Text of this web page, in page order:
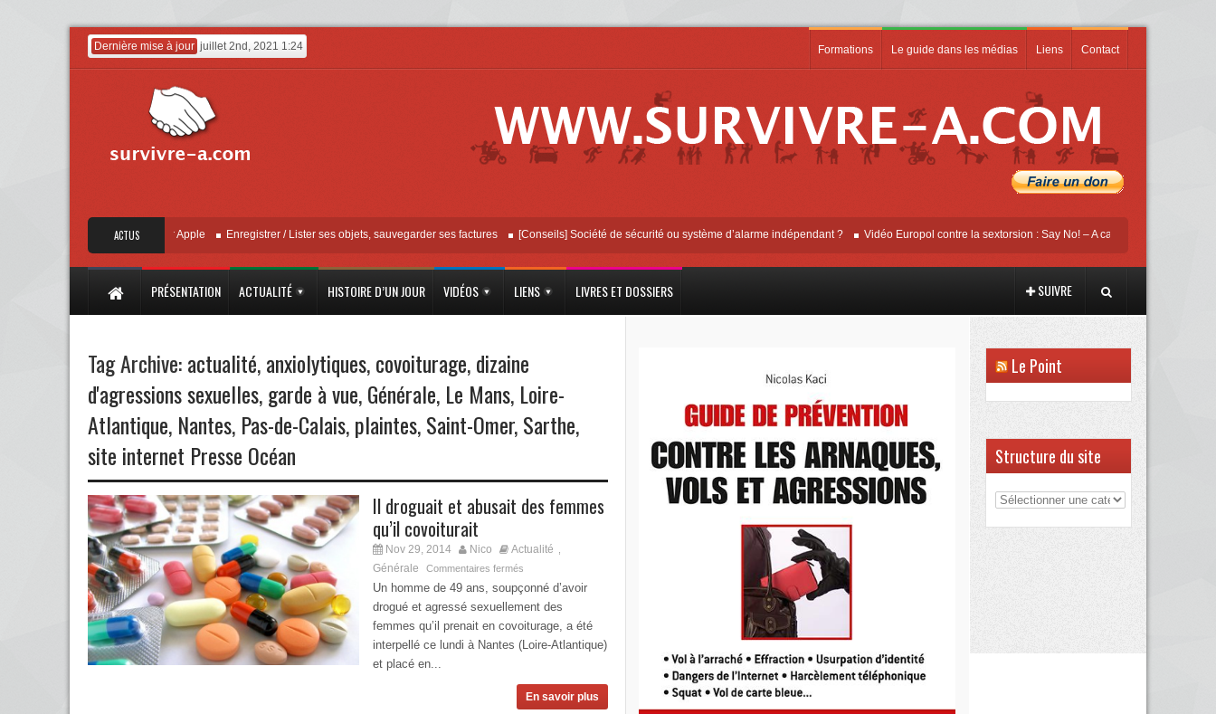
Dernière mise à jour juillet 2nd, 2021 1:24 Formations Le guide dans les médias Liens Contact
ACTUS
« Localiser » – Mise à jour Apple Enregistrer / Lister ses objets, sauvegarder ses factures [Conseils] Société de sécurité ou système d’alarme indépendant ? Vidéo Europol contre la sextorsion : Say No! – A campaign against online
PRÉSENTATION ACTUALITÉ HISTOIRE D’UN JOUR VIDÉOS LIENS LIVRES ET DOSSIERS SUIVRE
Tag Archive:actualité,anxiolytiques,covoiturage,dizaine
d'agressions sexuelles,garde à vue,Générale, Le Mans, Loire-
Atlantique, Nantes, Pas-de-Calais,plaintes,Saint-Omer,Sarthe,
site internet Presse Océan
Il droguait et abusait des femmes
qu’il covoiturait
Nov 29, 2014 Nico Actualité
Générale Commentaires fermés
Un homme de 49 ans, soupçonné d’avoir
drogué et agressé sexuellement des
femmes qu’il prenait en covoiturage, a été
interpellé ce lundi à Nantes (Loire-Atlantique)
et placé en...
En savoir plus
Le Point
Structure du site